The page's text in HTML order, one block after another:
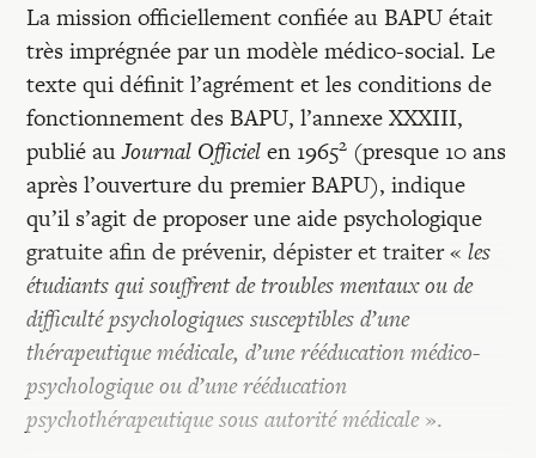
La mission officiellement confiée au BAPU était
très imprégnée par un modèle médico-social. Le
texte qui définit l’agrément et les conditions de
fonctionnement des BAPU, l’annexe XXXIII,
publié auJournal Officielen 19652 (presque 10 ans
après l’ouverture du premier BAPU), indique
qu’il s’agit de proposer une aide psychologique
gratuite afin de prévenir, dépister et traiter «les
étudiants qui souffrent de troubles mentaux ou de
difficulté psychologiques susceptibles d’une
thérapeutique médicale, d’une rééducation médico-
psychologique ou d’une rééducation
psychothérapeutique sous autorité médicale».